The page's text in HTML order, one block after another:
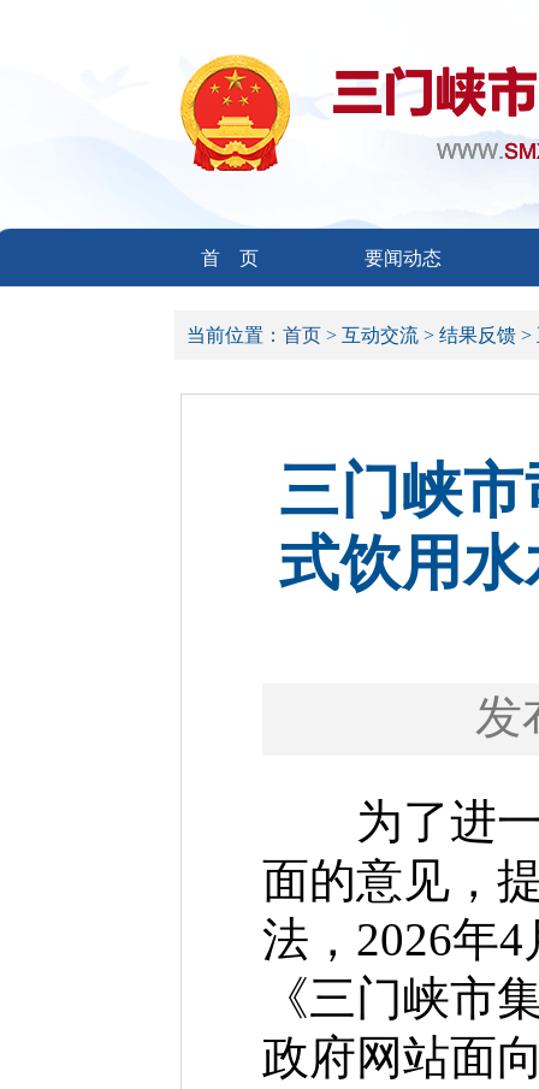
首 页 要闻动态
当前位置： 首页 > 互动交流 > 结果反馈 >
三门峡
式饮用
发
为了进一
面的意见，
法，2026年
《三门峡市
政府网站面